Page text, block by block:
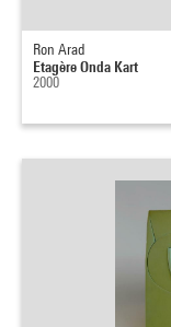
Ron Arad
Etagère Onda Kart
2000